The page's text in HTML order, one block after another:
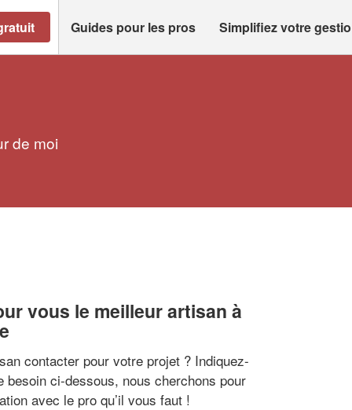
Guides pour les pros Simplifiez votre
de moi
vous le meilleur artisan à
contacter pour votre projet ? Indiquez-
besoin ci-dessous, nous cherchons pour
avec le pro qu’il vous faut !